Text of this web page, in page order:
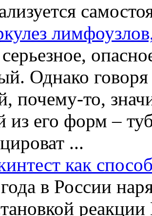
Однако говоря
почему-то,
из его форм –
...
как
в России